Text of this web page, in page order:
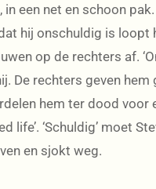
in een net en schoon
hij onschuldig is loopt
op de rechters af.
De rechters geven hem
hem ter dood voor
life’. ‘Schuldig’ moet
en sjokt weg.